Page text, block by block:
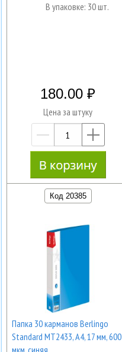
В упаковке: 30 шт.
180.00
Цена за штуку
—
Код 20385
Папка 30 карманов Berlingo
Standard MT2433, А4, 17 мм, 600